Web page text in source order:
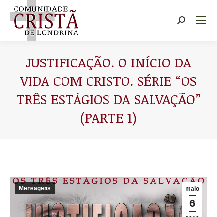
Buscar
JUSTIFICAÇÃO. O INÍCIO DA
VIDA COM CRISTO. SÉRIE “OS
TRÊS ESTÁGIOS DA SALVAÇÃO”
(PARTE 1)
maio
6
Mensagens